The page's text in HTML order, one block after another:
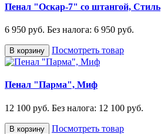
Пенал "Оскар-7" со штангой, Стиль
6 950 руб. Без налога: 6 950 руб.
В корзину Посмотреть товар
Пенал "Парма", Миф
12 100 руб. Без налога: 12 100 руб.
В корзину Посмотреть товар